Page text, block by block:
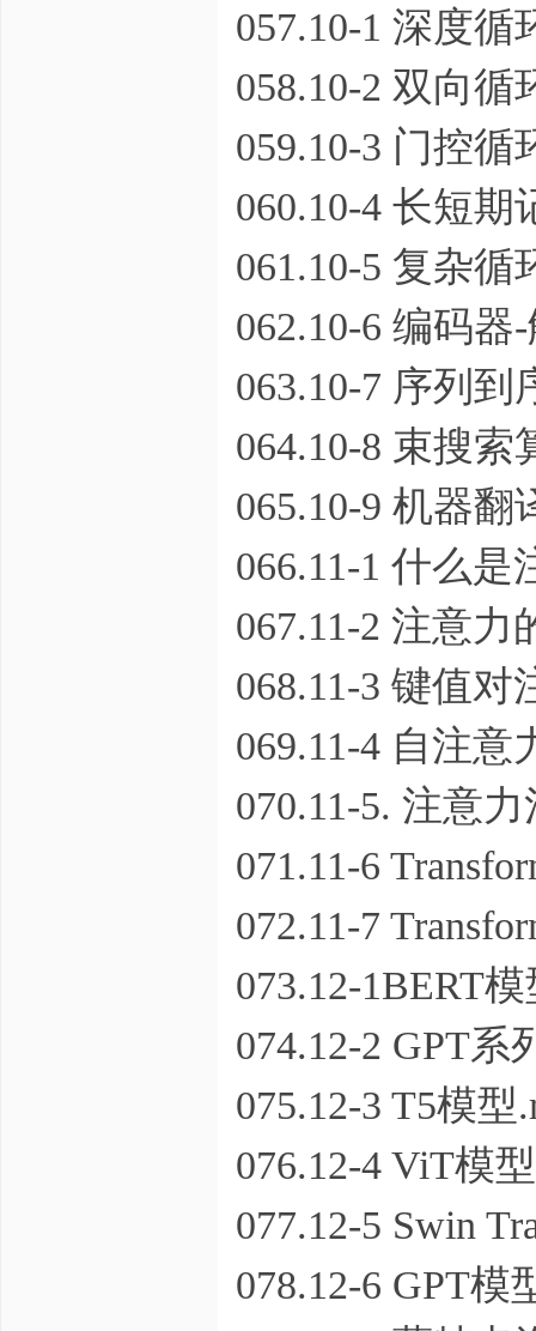
057.10-1 深度循
058.10-2 双向循
059.10-3 门控循
060.10-4 长短期
061.10-5 复杂
062.10-6 编码器
063.10-7 序列到
064.10-8 束搜索
065.10-9 机器翻
066.11-1 什么是
067.11-2 注意力
068.11-3 键值对
069.11-4 自注意
070.11-5. 注意
071.11-6
072.11-7
073.12-1BERT
074.12-2 GPT系
075.12-3 T5模型
076.12-4 ViT模
077.12-5 Swin
078.12-6 GPT模